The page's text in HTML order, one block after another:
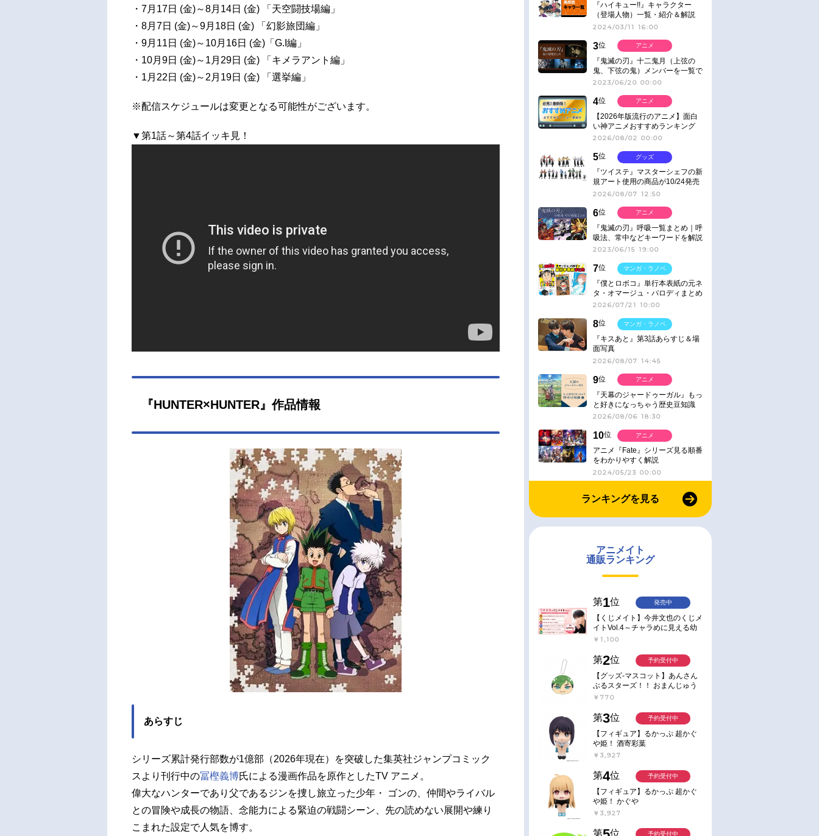
・7月17日 (金)～8月14日 (金) 「天空闘技場編」
・8月7日 (金)～9月18日 (金) 「幻影旅団編」
・9月11日 (金)～10月16日 (金)「G.I編」
・10月9日 (金)～1月29日 (金) 「キメラアント編」
・1月22日 (金)～2月19日 (金) 「選挙編」
※配信スケジュールは変更となる可能性がございます。
▼第1話～第4話イッキ見！
『HUNTER×HUNTER』作品情報
あらすじ
シリーズ累計発行部数が1億部（2026年現在）を突破した集英社ジャンプコミック
スより刊行中の冨樫義博氏による漫画作品を原作としたTV アニメ。
偉大なハンターであり父であるジンを捜し旅立った少年・ ゴンの、仲間やライバル
との冒険や成長の物語、念能力による緊迫の戦闘シーン、先の読めない展開や練り
こまれた設定で人気を博す。
『ハイキュー!!』キャラクター
（登場人物）一覧・紹介＆解説
2024/03/11 16:00
3位
『鬼滅の刃』十二鬼月（上弦の
鬼、下弦の鬼）メンバーを一覧で
紹介＆解説（登場鬼の情報まと
2023/06/20 00:00
アニメ
4位
【2026年版流行のアニメ】面白
い神アニメおすすめランキング
【名作・話題作】｜ジャンル別人
2026/08/02 00:00
アニメ
5位
『ツイステ』マスターシェフの新
規アート使用の商品が10/24発売
2026/08/07 12:50
グッズ
6位
『鬼滅の刃』呼吸一覧まとめ｜呼
吸法、常中などキーワードを解説
2023/06/15 19:00
アニメ
7位
『僕とロボコ』単行本表紙の元ネ
タ・オマージュ・パロディまとめ
2026/07/21 10:00
マンガ・ラノベ
8位
『キスあと』第3話あらすじ＆場
面写真
2026/08/07 14:45
マンガ・ラノベ
9位
『天幕のジャードゥーガル』もっ
と好きになっちゃう歴史豆知識
2026/08/06 18:30
アニメ
10位
アニメ『Fate』シリーズ見る順番
をわかりやすく解説
2024/05/23 00:00
アニメ
ランキングを見る
アニメイト
通販ランキング
第1位
【くじメイト】今井文也のくじメ
イトVol.4～チャラめに見える幼
馴染、実は一途で独占欲が強いん
￥1,100
発売中
第2位
【グッズ-マスコット】あんさん
ぶるスターズ！！ おまんじゅう
にぎにぎマスコット ねくすと2
￥770
予約受付中
第3位
【フィギュア】るかっぷ 超かぐ
や姫！ 酒寄彩葉
￥3,927
予約受付中
第4位
【フィギュア】るかっぷ 超かぐ
や姫！ かぐや
￥3,927
予約受付中
第 位 予約受付中